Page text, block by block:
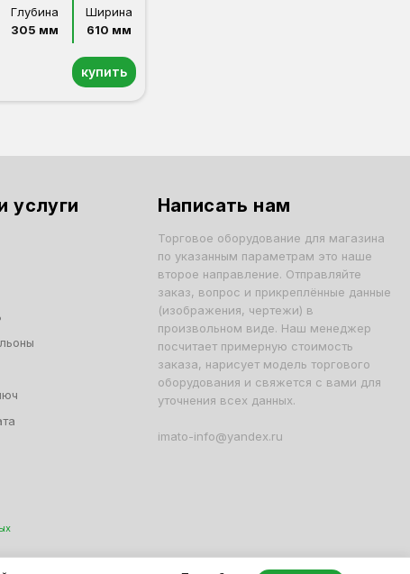
Глубина
305 мм
Ширина
610 мм
купить
услуги Написать нам
Торговое оборудование для магазина
по указанным параметрам это наше
второе направление. Отправляйте
заказ, вопрос и прикреплённые данные
(изображения, чертежи) в
произвольном виде. Наш менеджер
посчитает примерную стоимость
заказа, нарисует модель торгового
оборудования и свяжется с вами для
уточнения всех данных.
imato-info@yandex.ru
ОГРН 1047796163799